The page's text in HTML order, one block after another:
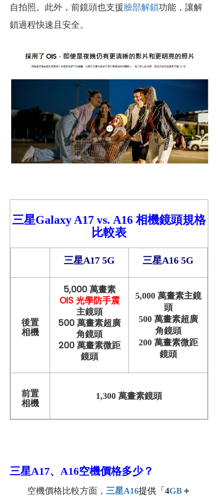
自拍照。此外，前鏡頭也支援臉部解鎖功能，讓解
鎖過程快速且安全。
三星Galaxy A17 vs. A16 相機鏡頭規格
比較表
三星A17 5G 三星A16 5G
後置
相機
5,000 萬畫素
OIS 光學防手震
主鏡頭
500 萬畫素超廣
角鏡頭
200 萬畫素微距
鏡頭
5,000 萬畫素主鏡
頭
500 萬畫素超廣
角鏡頭
200 萬畫素微距
鏡頭
前置
相機
1,300 萬畫素鏡頭
三星A17、A16空機價格多少？
空機價格比較方面， 三星A16提供「 4GB ＋